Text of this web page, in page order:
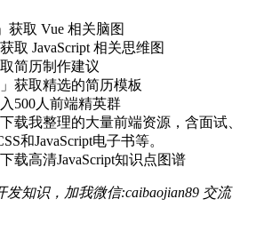
获取 Vue 相关脑图
取 JavaScript 相关思维图
简历制作建议
获取精选的简历模板
500人前端精英群
载我整理的大量前端资源，含面试、
和JavaScript电子书等。
载高清JavaScript知识点图谱
知识，加我微信:caibaojian89 交流